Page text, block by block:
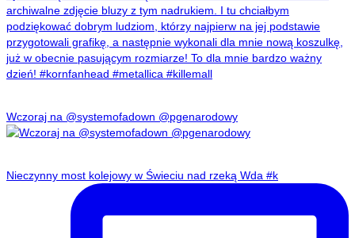
Wczoraj na @systemofadown @pgenarodowy
Nieczynny most kolejowy w Świeciu nad rzeką Wda #k